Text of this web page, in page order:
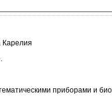
Карелия
приборами и